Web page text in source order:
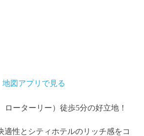
地図アプリで見る
ーターリー）徒歩5分の好立地！
適性とシティホテルのリッチ感をコ